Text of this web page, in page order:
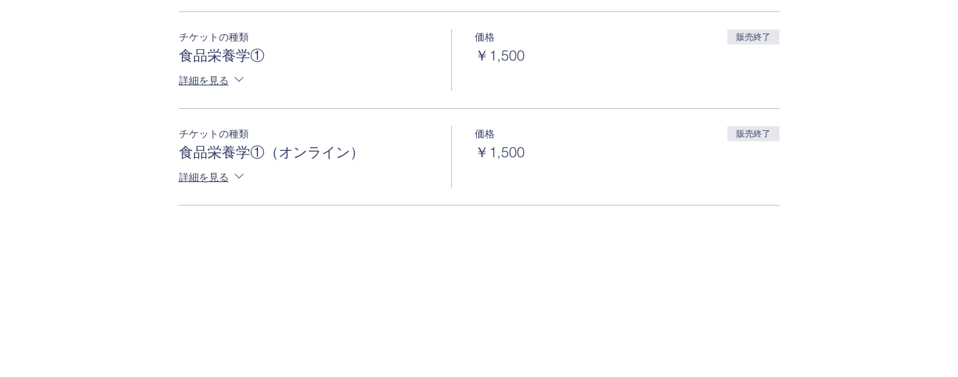
チケットの種類
食品栄養学①
詳細を見る
価格
￥1,500
販売終了
チケットの種類
食品栄養学①（オンライン）
詳細を見る
価格
￥1,500
販売終了